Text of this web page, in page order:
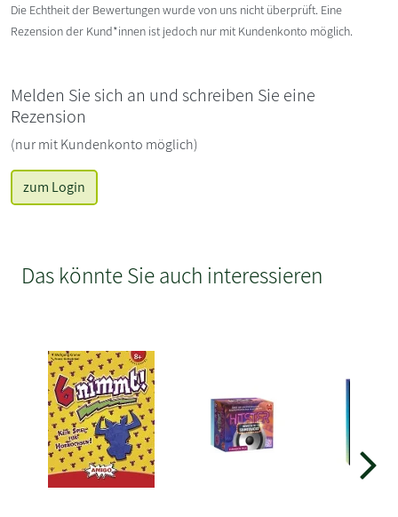
Die Echtheit der Bewertungen wurde von uns nicht überprüft. Eine
Rezension der Kund*innen ist jedoch nur mit Kundenkonto möglich.
Melden Sie sich an und schreiben Sie eine
Rezension
(nur mit Kundenkonto möglich)
zum Login
Das könnte Sie auch interessieren